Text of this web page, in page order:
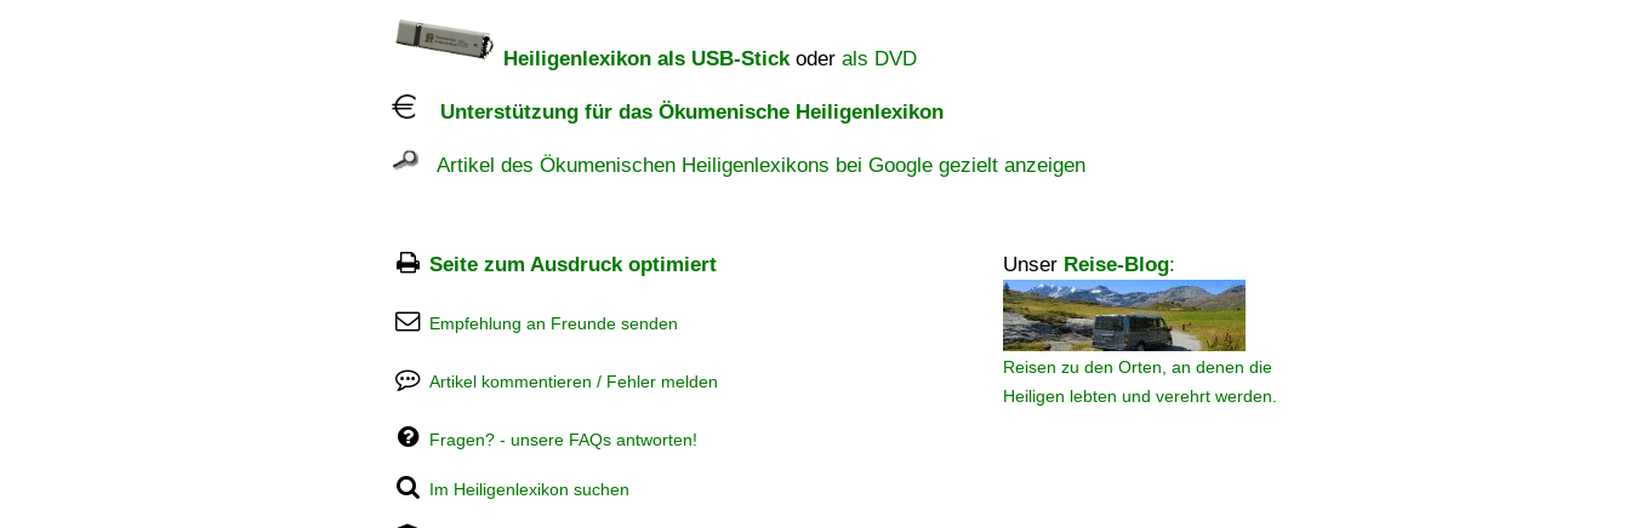
Heiligenlexikon als USB-Stickoder als DVD
Unterstützung für das Ökumenische Heiligenlexikon
Artikel des Ökumenischen Heiligenlexikons bei Google gezielt anzeigen
Seite zum Ausdruck optimiert Unser Reise-Blog:
Reisen zu den Orten, an denen die
Heiligen lebten und verehrt werden.
Empfehlung an Freunde senden
Artikel kommentieren / Fehler melden
Fragen? - unsere FAQs antworten!
Im Heiligenlexikon suchen